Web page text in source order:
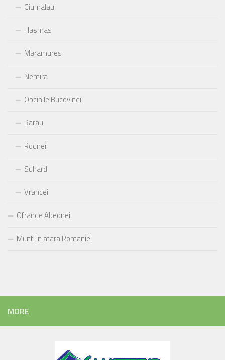
Giumalau
Hasmas
Maramures
Nemira
Obcinile Bucovinei
Rarau
Rodnei
Suhard
Vrancei
Ofrande Abeonei
Munti in afara Romaniei
MORE